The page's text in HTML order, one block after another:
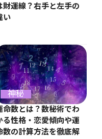
財運線？右手と左手の
い
神秘
命数とは？数秘術でわ
る性格・恋愛傾向や運
数の計算方法を徹底解